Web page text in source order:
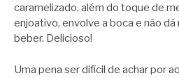
caramelizado, além do toque de
enjoativo, envolve a boca e não
beber. Delicioso!
Uma pena ser difícil de achar por